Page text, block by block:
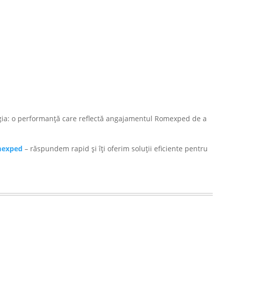
o performanţă care reflectă angajamentul Romexped de a
– răspundem rapid şi îţi oferim soluţii eficiente pentru